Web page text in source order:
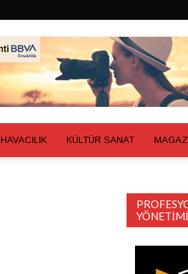
HAVACILIK KÜLTÜR SANAT
YÖNETIMI